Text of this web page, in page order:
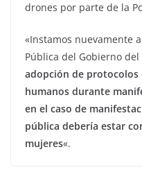
drones por parte de la
«Instamos nuevamente
Pública del Gobierno
adopción de protocolos
humanos durante
en el caso de
pública debería estar
mujeres«.